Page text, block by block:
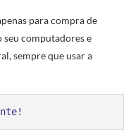
para compra de
seu computadores e
sempre que usar a